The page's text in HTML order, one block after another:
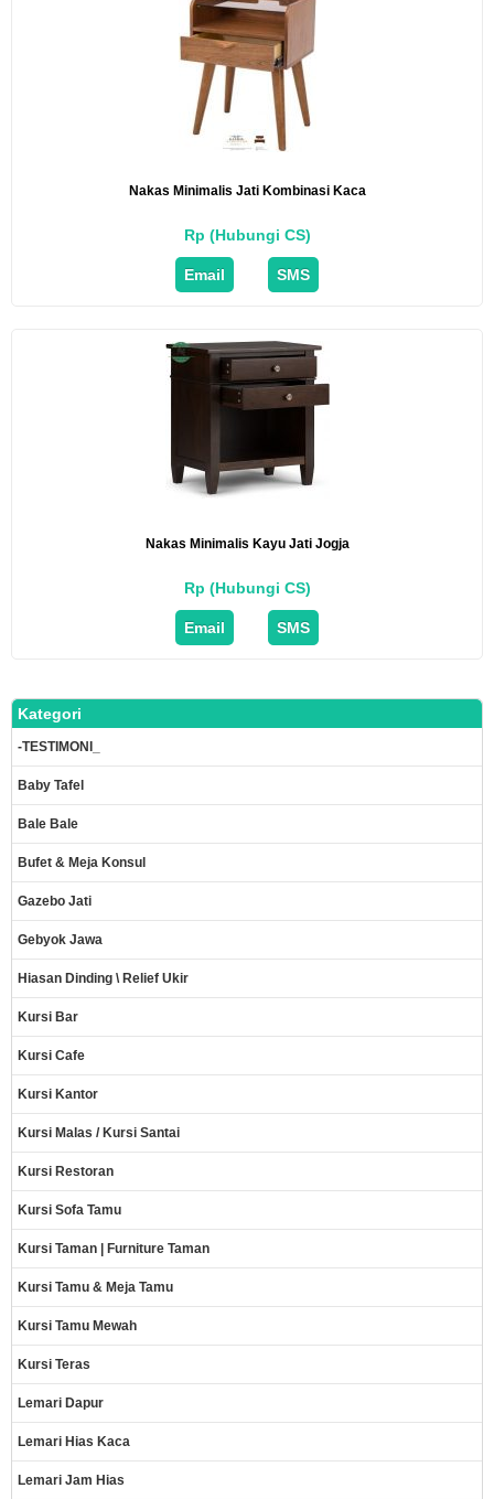
Nakas Minimalis Jati Kombinasi Kaca
Rp (Hubungi CS)
Email SMS
Nakas Minimalis Kayu Jati Jogja
Rp (Hubungi CS)
Email SMS
Kategori
-TESTIMONI_
Baby Tafel
Bale Bale
Bufet & Meja Konsul
Gazebo Jati
Gebyok Jawa
Hiasan Dinding \ Relief Ukir
Kursi Bar
Kursi Cafe
Kursi Kantor
Kursi Malas / Kursi Santai
Kursi Restoran
Kursi Sofa Tamu
Kursi Taman | Furniture Taman
Kursi Tamu & Meja Tamu
Kursi Tamu Mewah
Kursi Teras
Lemari Dapur
Lemari Hias Kaca
Lemari Jam Hias